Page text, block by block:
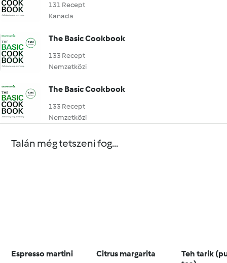
131 Recept
Kanada
The Basic Cookbook
133 Recept
Nemzetközi
The Basic Cookbook
133 Recept
Nemzetközi
Talán még tetszeni fog...
Espresso martini Citrus margarita
Teh tarik